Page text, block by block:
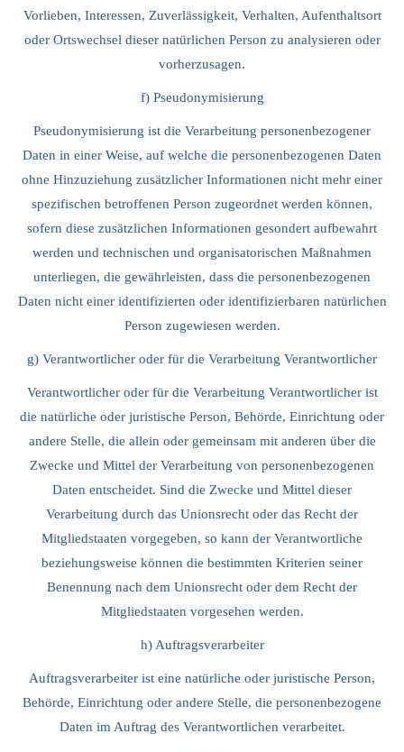
Vorlieben, Interessen, Zuverlässigkeit, Verhalten, Aufenthaltsort
oder Ortswechsel dieser natürlichen Person zu analysieren oder
vorherzusagen.
f) Pseudonymisierung
Pseudonymisierung ist die Verarbeitung personenbezogener
Daten in einer Weise, auf welche die personenbezogenen Daten
ohne Hinzuziehung zusätzlicher Informationen nicht mehr einer
spezifischen betroffenen Person zugeordnet werden können,
sofern diese zusätzlichen Informationen gesondert aufbewahrt
werden und technischen und organisatorischen Maßnahmen
unterliegen, die gewährleisten, dass die personenbezogenen
Daten nicht einer identifizierten oder identifizierbaren natürlichen
Person zugewiesen werden.
g) Verantwortlicher oder für die Verarbeitung Verantwortlicher
Verantwortlicher oder für die Verarbeitung Verantwortlicher ist
die natürliche oder juristische Person, Behörde, Einrichtung oder
andere Stelle, die allein oder gemeinsam mit anderen über die
Zwecke und Mittel der Verarbeitung von personenbezogenen
Daten entscheidet. Sind die Zwecke und Mittel dieser
Verarbeitung durch das Unionsrecht oder das Recht der
Mitgliedstaaten vorgegeben, so kann der Verantwortliche
beziehungsweise können die bestimmten Kriterien seiner
Benennung nach dem Unionsrecht oder dem Recht der
Mitgliedstaaten vorgesehen werden.
h) Auftragsverarbeiter
Auftragsverarbeiter ist eine natürliche oder juristische Person,
Behörde, Einrichtung oder andere Stelle, die personenbezogene
Daten im Auftrag des Verantwortlichen verarbeitet.